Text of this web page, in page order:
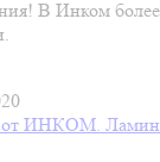
В Инком более
ИНКОМ.